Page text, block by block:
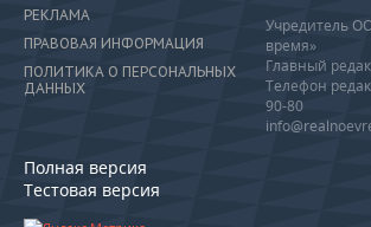
РЕКЛАМА
ПРАВОВАЯ ИНФОРМАЦИЯ
ПОЛИТИКА О ПЕРСОНАЛЬНЫХ
ДАННЫХ
Полная версия
Тестовая версия
Учредитель
время»
Главный
Телефон
90-80